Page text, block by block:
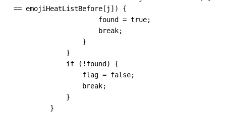
== emojiHeatListBefore[j]) {
found = true;
break;
}
}
if (!found) {
flag = false;
break;
}
}